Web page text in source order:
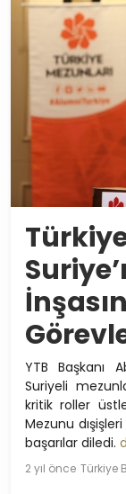
YTB Başkanı
Suriyeli
kritik roller
Mezunu
başarılar diledi.
2 yıl önce Türkiye